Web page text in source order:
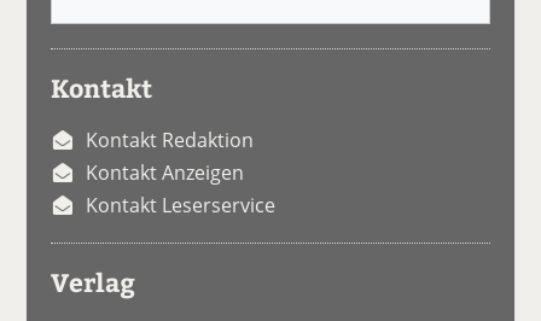
Kontakt
Kontakt Redaktion
Kontakt Anzeigen
Kontakt Leserservice
Verlag